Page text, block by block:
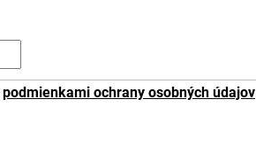
podmienkami ochrany osobných údajov